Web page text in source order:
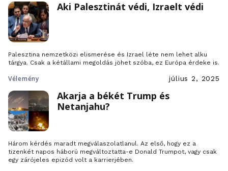
Aki Palesztinát védi, Izraelt védi
Palesztina nemzetközi elismerése és Izrael léte nem lehet alku
tárgya. Csak a kétállami megoldás jöhet szóba, ez Európa érdeke is.
Vélemény július 2, 2025
Akarja a békét Trump és
Netanjahu?
Három kérdés maradt megválaszolatlanul. Az első, hogy ez a
tizenkét napos háború megváltoztatta-e Donald Trumpot, vagy csak
egy zárójeles epizód volt a karrierjében.